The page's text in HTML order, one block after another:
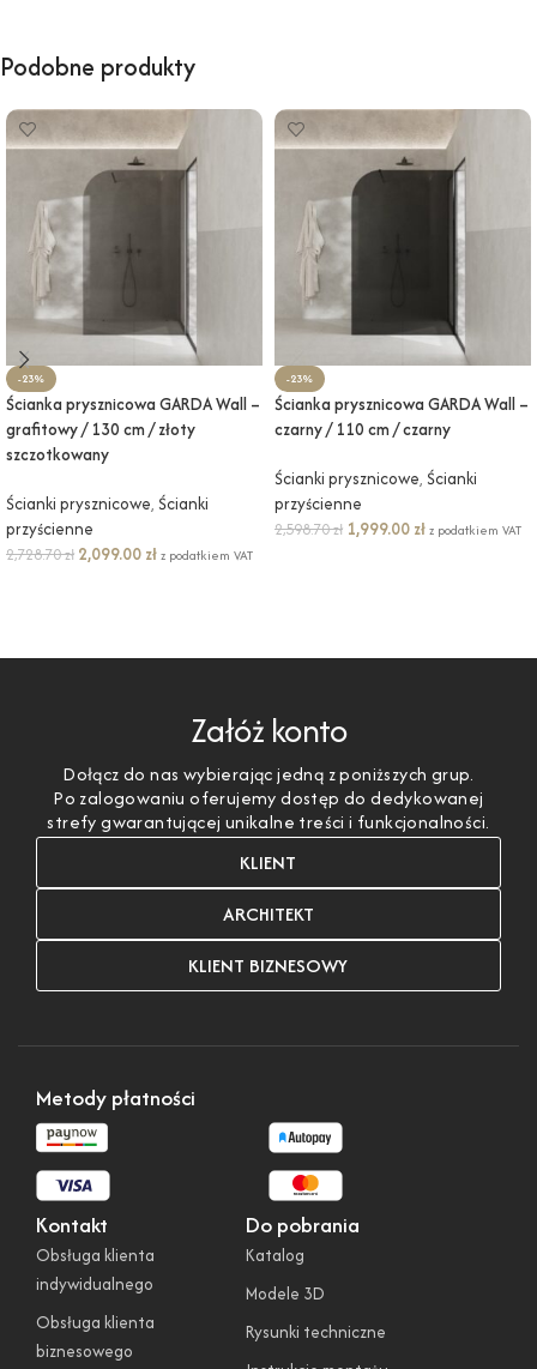
Podobne produkty
-23%
Ścianka prysznicowa GARDA Wall –
grafitowy / 130 cm / złoty
szczotkowany
Ścianki prysznicowe, Ścianki
przyścienne
2,728.70zł 2,099.00 złz podatkiem VAT
-23%
Ścianka prysznicowa GARDA Wall –
czarny / 110 cm / czarny
Ścianki prysznicowe, Ścianki
przyścienne
2,598.70zł 1,999.00 złz podatkiem VAT
Załóż konto
Dołącz do nas wybierając jedną z poniższych grup.
Po zalogowaniu oferujemy dostęp do dedykowanej
strefy gwarantującej unikalne treści i funkcjonalności.
KLIENT
ARCHITEKT
KLIENT BIZNESOWY
Kontakt
Obsługa klienta
indywidualnego
Obsługa klienta
biznesowego
Do pobrania
Katalog
Modele 3D
Rysunki techniczne
Metody płatności